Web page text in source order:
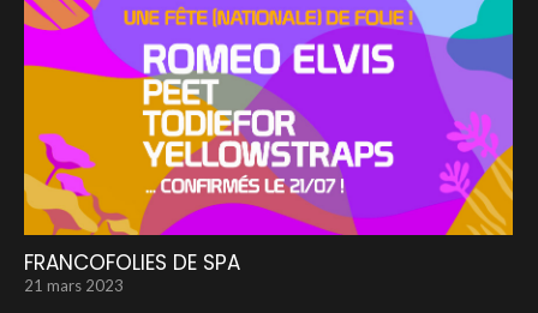
FRANCOFOLIES DE SPA
21 mars 2023